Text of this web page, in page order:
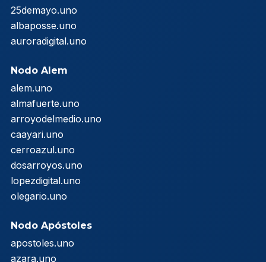
25demayo.uno
albaposse.uno
auroradigital.uno
Nodo Alem
alem.uno
almafuerte.uno
arroyodelmedio.uno
caayari.uno
cerroazul.uno
dosarroyos.uno
lopezdigital.uno
olegario.uno
Nodo Apóstoles
apostoles.uno
azara.uno